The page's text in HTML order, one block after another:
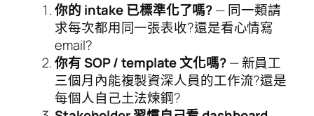
你的 intake 已標準化了嗎?— 同一類請
求每次都用同一張表收?還是看心情寫
email?
你有 SOP / template 文化嗎?— 新員工
三個月內能複製資深人員的工作流?還是
每個人自己土法煉鋼?